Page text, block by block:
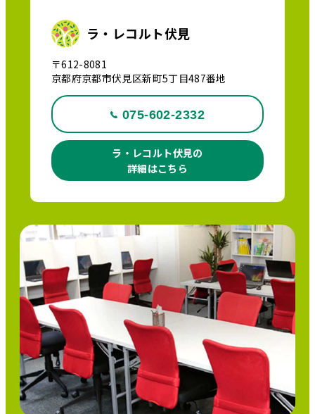
ラ・レコルト伏見
〒612-8081
京都府京都市伏見区新町5丁目487番地
075-602-2332
ラ・レコルト伏見の
詳細はこちら